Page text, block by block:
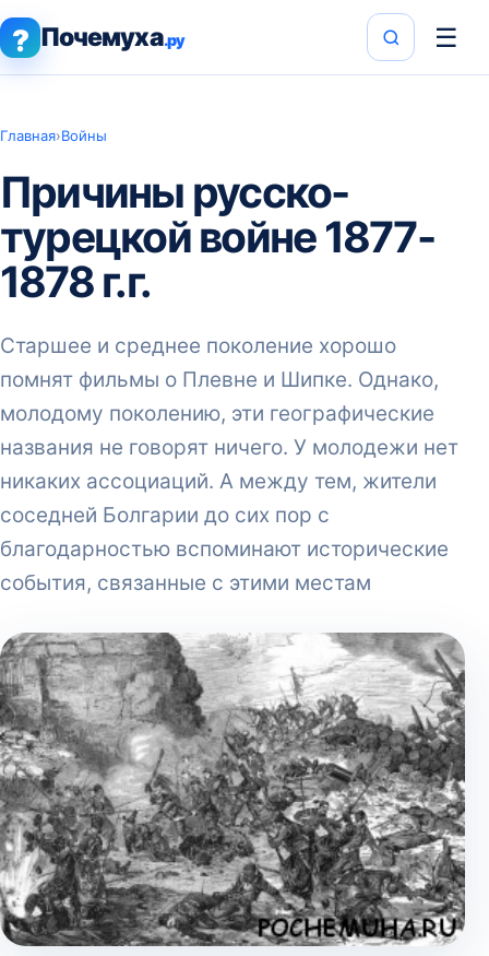
? Почемуха.ру ☰
Главная›Войны
Причины русско-
турецкой войне 1877-
1878 г.г.
Старшее и среднее поколение хорошо
помнят фильмы о Плевне и Шипке. Однако,
молодому поколению, эти географические
названия не говорят ничего. У молодежи нет
никаких ассоциаций. А между тем, жители
соседней Болгарии до сих пор с
благодарностью вспоминают исторические
события, связанные с этими местам